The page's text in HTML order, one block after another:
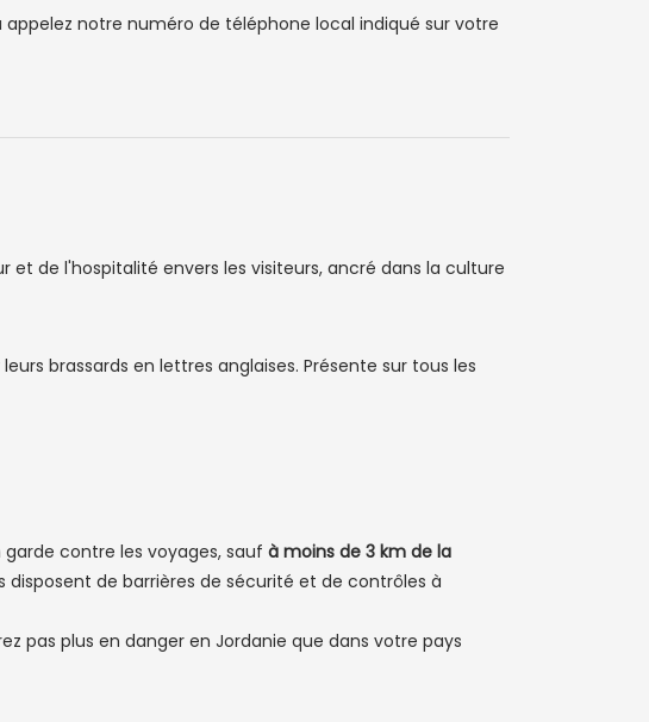
notre numéro de téléphone local indiqué sur votre
et de l'hospitalité envers les visiteurs, ancré dans la culture
brassards en lettres anglaises. Présente sur tous les
contre les voyages, sauf à moins de 3 km de la
de barrières de sécurité et de contrôles à
pas plus en danger en Jordanie que dans votre pays